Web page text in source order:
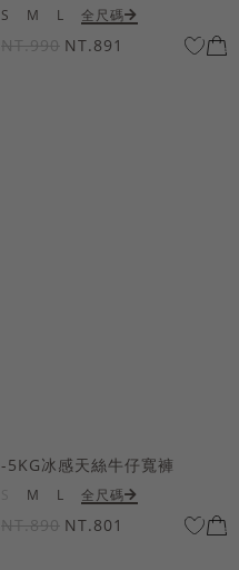
S M L 全尺碼
NT.990 NT.891
-5KG冰感天絲牛仔寬褲
M L 全尺碼
NT.890 NT.801